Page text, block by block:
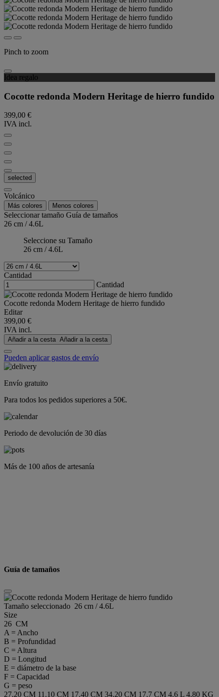
Pinch to zoom
Idea regalo
Cocotte redonda Modern Heritage de hierro fundido
399,00 €
IVA incl.
selected
Volcánico
Más colores Menos colores
Seleccionar tamaño Guía de tamaños
26 cm / 4.6L
Seleccione su Tamaño
26 cm / 4.6L
Cantidad
Cantidad
Cocotte redonda Modern Heritage de hierro fundido
Editar
399,00 €
IVA incl.
Añadir a la cesta Añadir a la cesta
Pueden aplicar gastos de envío
Envío gratuito
Para todos los pedidos superiores a 50€.
Periodo de devolución de 30 días
Más de 100 años de artesanía
Guía de tamaños
Tamaño seleccionado 26 cm / 4.6L
Size
26 CM
A = Ancho
B = Profundidad
C = Altura
D = Longitud
E = diámetro de la base
F = Capacidad
G = peso
27.20 CM 11.10 CM 17.40 CM 34.20 CM 17.7 CM 4.6 L 4.80 KG